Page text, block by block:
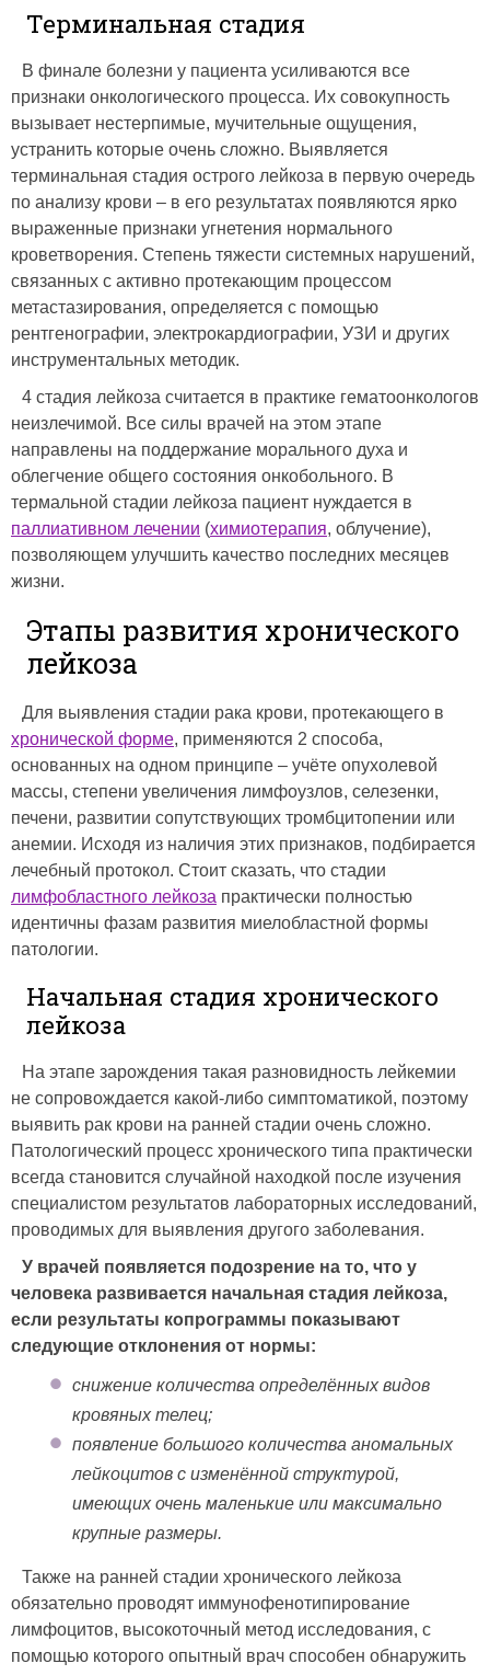
Терминальная стадия
В финале болезни у пациента усиливаются все
признаки онкологического процесса. Их совокупность
вызывает нестерпимые, мучительные ощущения,
устранить которые очень сложно. Выявляется
терминальная стадия острого лейкоза в первую очередь
по анализу крови – в его результатах появляются ярко
выраженные признаки угнетения нормального
кроветворения. Степень тяжести системных нарушений,
связанных с активно протекающим процессом
метастазирования, определяется с помощью
рентгенографии, электрокардиографии, УЗИ и других
инструментальных методик.
4 стадия лейкоза считается в практике гематоонкологов
неизлечимой. Все силы врачей на этом этапе
направлены на поддержание морального духа и
облегчение общего состояния онкобольного. В
термальной стадии лейкоза пациент нуждается в
паллиативном лечении (химиотерапия, облучение),
позволяющем улучшить качество последних месяцев
жизни.
Этапы развития хронического
лейкоза
Для выявления стадии рака крови, протекающего в
хронической форме, применяются 2 способа,
основанных на одном принципе – учёте опухолевой
массы, степени увеличения лимфоузлов, селезенки,
печени, развитии сопутствующих тромбцитопении или
анемии. Исходя из наличия этих признаков, подбирается
лечебный протокол. Стоит сказать, что стадии
лимфобластного лейкоза практически полностью
идентичны фазам развития миелобластной формы
патологии.
Начальная стадия хронического
лейкоза
На этапе зарождения такая разновидность лейкемии
не сопровождается какой-либо симптоматикой, поэтому
выявить рак крови на ранней стадии очень сложно.
Патологический процесс хронического типа практически
всегда становится случайной находкой после изучения
специалистом результатов лабораторных исследований,
проводимых для выявления другого заболевания.
У врачей появляется подозрение на то, что у
человека развивается начальная стадия лейкоза,
если результаты копрограммы показывают
следующие отклонения от нормы:
снижение количества определённых видов
кровяных телец;
появление большого количества аномальных
лейкоцитов с изменённой структурой,
имеющих очень маленькие или максимально
крупные размеры.
Также на ранней стадии хронического лейкоза
обязательно проводят иммунофенотипирование
лимфоцитов, высокоточный метод исследования, с
помощью которого опытный врач способен обнаружить